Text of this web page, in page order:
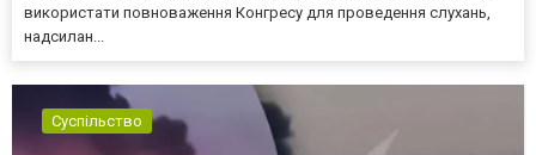
використати повноваження Конгресу для проведення слухань,
надсилан...
Суспільство